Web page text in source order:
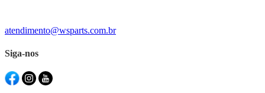
atendimento@wsparts.com.br
Siga-nos